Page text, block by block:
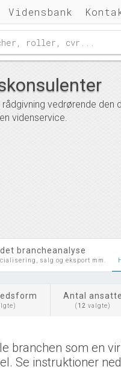
Vidensbank
vedrørende den
videnservice.
brancheanalyse
salg og eksport mm.
Antal ansatte
( 12 valgte)
branchen som en
Se instruktioner